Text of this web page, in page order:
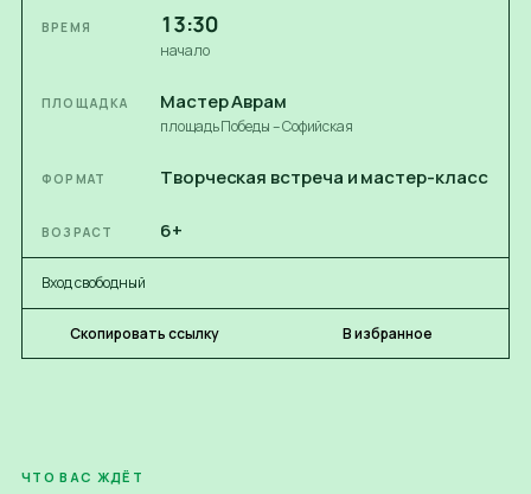
ЧТО ВАС ЖДЁТ
ВРЕМЯ 13:30
начало
ПЛОЩАДКА Мастер Аврам
площадь Победы – Софийская
ФОРМАТ Творческая встреча и мастер-класс
ВОЗРАСТ 6+
Вход свободный
Скопировать ссылку В избранное